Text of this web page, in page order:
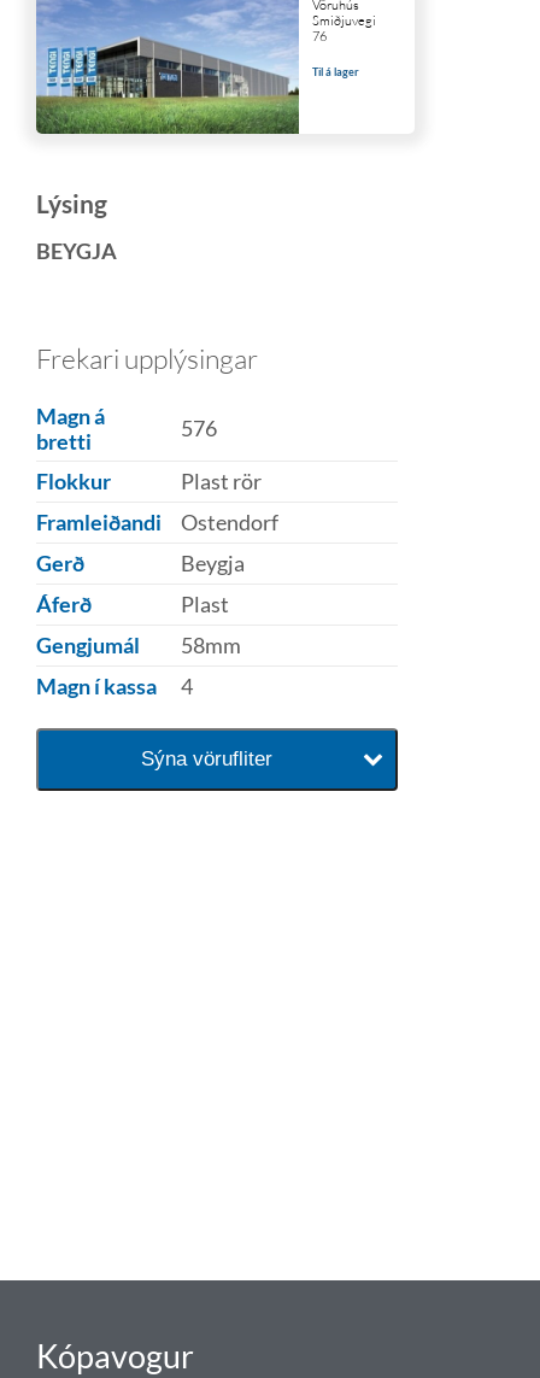
Vöruhús
Smiðjuvegi
76
Til á lager
Lýsing
BEYGJA
Frekari upplýsingar
Magn á
bretti
576
Flokkur
Plast rör
Framleiðandi
Ostendorf
Gerð
Beygja
Áferð
Plast
Gengjumál
58mm
Magn í kassa
4
Sýna vörufliter
Kópavogur